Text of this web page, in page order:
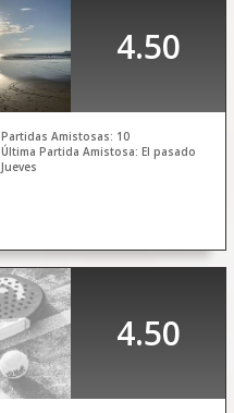
4.50
Partidas Amistosas: 10
Última Partida Amistosa: El pasado
Jueves
4.50